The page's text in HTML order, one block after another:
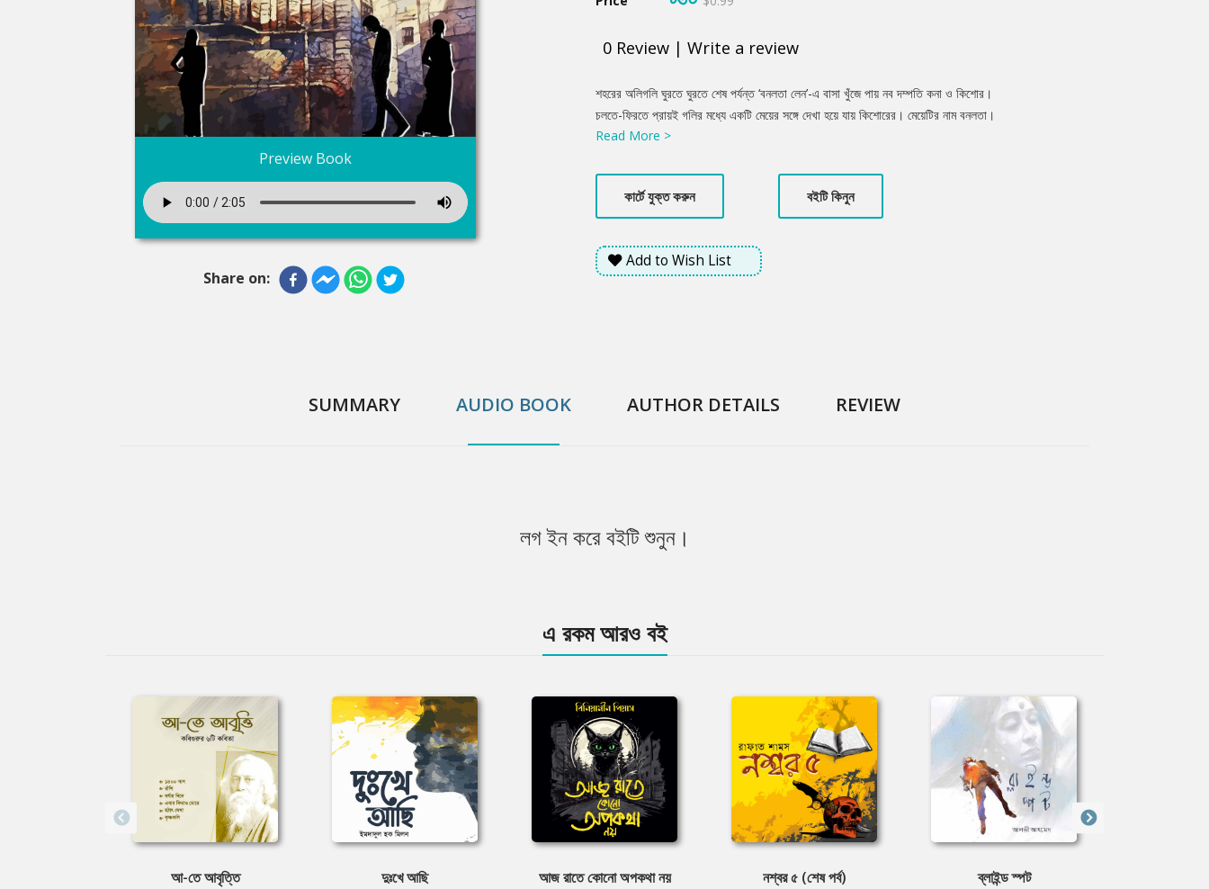
Preview Book
Share on:
0 Review | Write a review
Product
Summery
শহরের অলিগলি ঘুরতে ঘুরতে শেষ পর্যন্ত ‘বনলতা লেন’-এ বাসা খুঁজে পায় নব দম্পতি কনা ও কিশোর।
চলতে-ফিরতে প্রায়ই গলির মধ্যে একটি মেয়ের সঙ্গে দেখা হয়ে যায় কিশোরের। মেয়েটির নাম বনলতা।
বনলতারা কেমন আছে এই সমাজ-রাষ্ট্রে? কিংবা কেমন আছে কিশোররা? মানুষ কেনো কিভাবে প্রেমে পড়ে?
Read More >
কার্টে যুক্ত করুন বইটি কিনুন
Add to Wish List
SUMMARY AUDIO BOOK AUTHOR DETAILS REVIEW
লগ ইন করে বইটি শুনুন।
এ রকম আরও বই
আ-তে আবৃত্তি দুঃখে আছি আজ রাতে কোনো অপকথা নয় নশ্বর ৫ (শেষ পর্ব) ব্লাইন্ড স্পট